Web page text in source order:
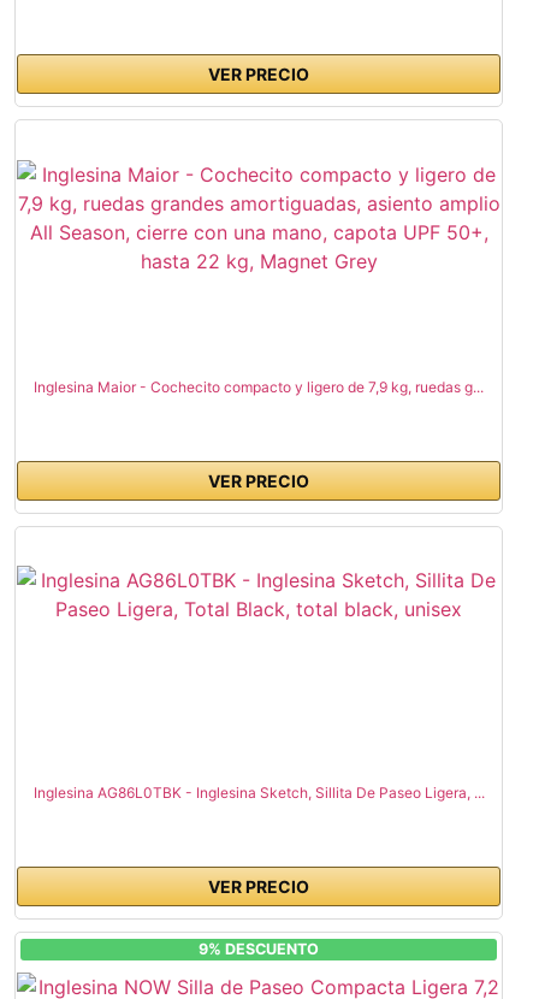
VER PRECIO
Inglesina Maior - Cochecito compacto y ligero de 7,9 kg, ruedas g...
VER PRECIO
Inglesina AG86L0TBK - Inglesina Sketch, Sillita De Paseo Ligera, ...
VER PRECIO
9% DESCUENTO